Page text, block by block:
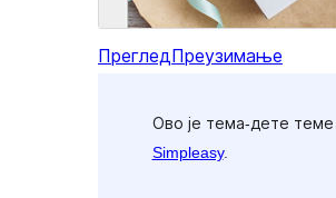
Преглед Преузимање
Ово је тема-дете теме
Simpleasy.